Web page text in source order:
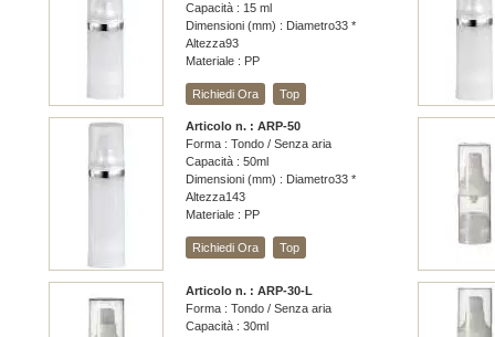
Capacità : 15 ml
Dimensioni (mm) : Diametro33 *
Altezza93
Materiale : PP
Richiedi Ora Top
Articolo n. : ARP-50
Forma : Tondo / Senza aria
Capacità : 50ml
Dimensioni (mm) : Diametro33 *
Altezza143
Materiale : PP
Richiedi Ora Top
Articolo n. : ARP-30-L
Forma : Tondo / Senza aria
Capacità : 30ml